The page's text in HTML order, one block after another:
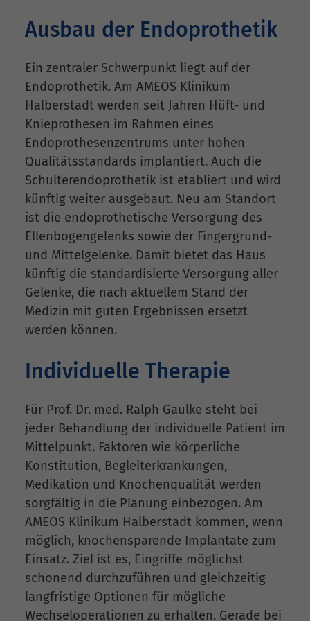
Ausbau der Endoprothetik
Ein zentraler Schwerpunkt liegt auf der
Endoprothetik. Am AMEOS Klinikum
Halberstadt werden seit Jahren Hüft- und
Knieprothesen im Rahmen eines
Endoprothesenzentrums unter hohen
Qualitätsstandards implantiert. Auch die
Schulterendoprothetik ist etabliert und wird
künftig weiter ausgebaut. Neu am Standort
ist die endoprothetische Versorgung des
Ellenbogengelenks sowie der Fingergrund-
und Mittelgelenke. Damit bietet das Haus
künftig die standardisierte Versorgung aller
Gelenke, die nach aktuellem Stand der
Medizin mit guten Ergebnissen ersetzt
werden können.
Individuelle Therapie
Für Prof. Dr. med. Ralph Gaulke steht bei
jeder Behandlung der individuelle Patient im
Mittelpunkt. Faktoren wie körperliche
Konstitution, Begleiterkrankungen,
Medikation und Knochenqualität werden
sorgfältig in die Planung einbezogen. Am
AMEOS Klinikum Halberstadt kommen, wenn
möglich, knochensparende Implantate zum
Einsatz. Ziel ist es, Eingriffe möglichst
schonend durchzuführen und gleichzeitig
langfristige Optionen für mögliche
Wechseloperationen zu erhalten. Gerade bei